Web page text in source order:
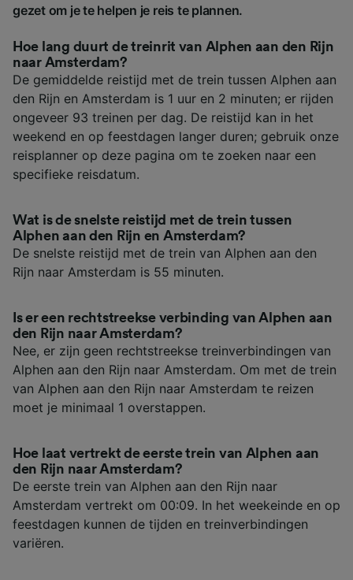
gezet om je te helpen je reis te plannen.
Hoe lang duurt de treinrit van Alphen aan den Rijn
naar Amsterdam?
De gemiddelde reistijd met de trein tussen Alphen aan
den Rijn en Amsterdam is 1 uur en 2 minuten; er rijden
ongeveer 93 treinen per dag. De reistijd kan in het
weekend en op feestdagen langer duren; gebruik onze
reisplanner op deze pagina om te zoeken naar een
specifieke reisdatum.
Wat is de snelste reistijd met de trein tussen
Alphen aan den Rijn en Amsterdam?
De snelste reistijd met de trein van Alphen aan den
Rijn naar Amsterdam is 55 minuten.
Is er een rechtstreekse verbinding van Alphen aan
den Rijn naar Amsterdam?
Nee, er zijn geen rechtstreekse treinverbindingen van
Alphen aan den Rijn naar Amsterdam. Om met de trein
van Alphen aan den Rijn naar Amsterdam te reizen
moet je minimaal 1 overstappen.
Hoe laat vertrekt de eerste trein van Alphen aan
den Rijn naar Amsterdam?
De eerste trein van Alphen aan den Rijn naar
Amsterdam vertrekt om 00:09. In het weekeinde en op
feestdagen kunnen de tijden en treinverbindingen
variëren.